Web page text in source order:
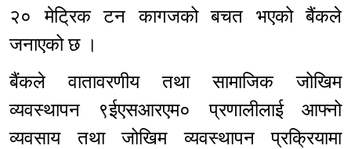
२० मेट्रिक टन कागजको बचत भएको बैंकले
जनाएको छ ।
बैंकले वातावरणीय तथा सामाजिक जोखिम
व्यवस्थापन ९ईएसआरएम० प्रणालीलाई आफ्नो
व्यवसाय तथा जोखिम व्यवस्थापन प्रक्रियामा